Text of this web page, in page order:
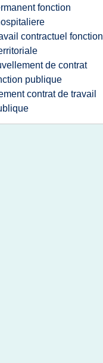
fonction
contractuel fonction
de contrat
publique
contrat de travail